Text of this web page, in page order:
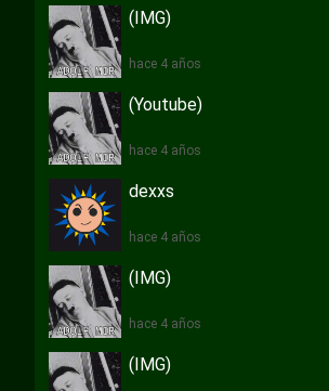
(IMG)
hace 4 años
(Youtube)
hace 4 años
dexxs
hace 4 años
(IMG)
hace 4 años
(IMG)